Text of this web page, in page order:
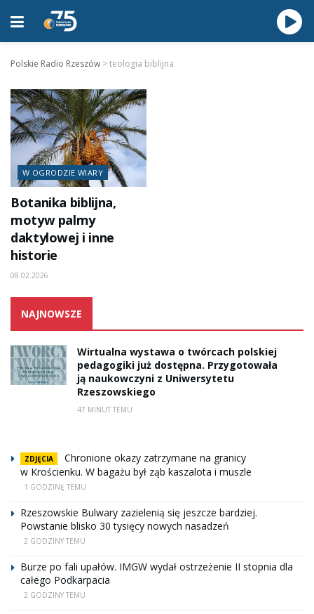
Polskie Radio Rzeszów >teologia biblijna
W OGRODZIE WIARY
Botanika biblijna,
motyw palmy
daktylowej i inne
historie
08.02.2026
NAJNOWSZE
Wirtualna wystawa o twórcach polskiej
pedagogiki już dostępna. Przygotowała
ją naukowczyni z Uniwersytetu
Rzeszowskiego
47 MINUT TEMU
ZDJĘCIA
Chronione okazy zatrzymane na granicy
w Krościenku. W bagażu był ząb kaszalota i muszle
1 GODZINĘ TEMU
Rzeszowskie Bulwary zazielenią się jeszcze bardziej.
Powstanie blisko 30 tysięcy nowych nasadzeń
2 GODZINY TEMU
Burze po fali upałów. IMGW wydał ostrzeżenie II stopnia dla
całego Podkarpacia
2 GODZINY TEMU